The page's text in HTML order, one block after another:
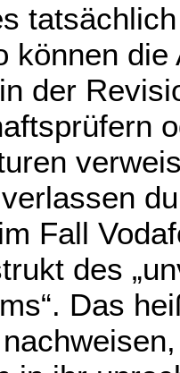
können
der
Fall
des
Das